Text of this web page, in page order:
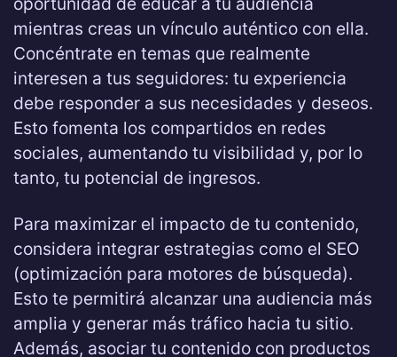
mientras creas un vínculo auténtico con ella.
Concéntrate en temas que realmente
interesen a tus seguidores: tu experiencia
debe responder a sus necesidades y deseos.
Esto fomenta los compartidos en redes
sociales, aumentando tu visibilidad y, por lo
tanto, tu potencial de ingresos.
Para maximizar el impacto de tu contenido,
considera integrar estrategias como el SEO
(optimización para motores de búsqueda).
Esto te permitirá alcanzar una audiencia más
amplia y generar más tráfico hacia tu sitio.
Además, asociar tu contenido con productos